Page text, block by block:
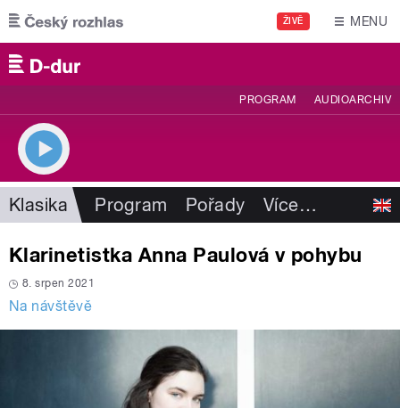
Přejít k hlavnímu obsahu
ŽIVĚ MENU
PROGRAM AUDIOARCHIV
Klasika Program Pořady Více…
Klarinetistka Anna Paulová v pohybu
8. srpen 2021
Na návštěvě